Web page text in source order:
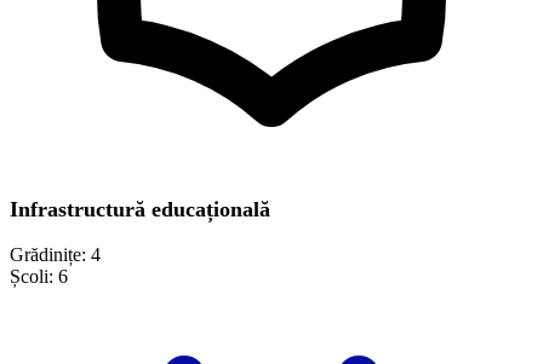
Infrastructură educațională
Grădinițe: 4
Școli: 6